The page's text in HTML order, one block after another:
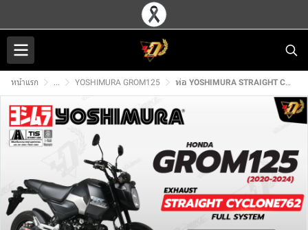
หน้าแรก ... YOSHIMURA GROM125 ท่อ YOSHIMURA STRAIGHT CYCLONE762 สำหรับ HONDA GROM125